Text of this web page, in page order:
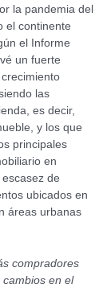
la pandemia del
el continente
el Informe
un fuerte
las
es decir,
y los que
principales
en
de
ubicados en
áreas urbanas
compradores
en el